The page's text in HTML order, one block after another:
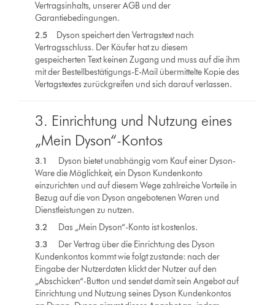
Vertragsinhalts, unserer AGB und der
Garantiebedingungen.
2.5Dyson speichert den Vertragstext nach
Vertragsschluss. Der Käufer hat zu diesem
gespeicherten Text keinen Zugang und muss auf die ihm
mit der Bestellbestätigungs-E-Mail übermittelte Kopie des
Vertagstextes zurückgreifen und sich darauf verlassen.
3. Einrichtung und Nutzung eines
„Mein Dyson“-Kontos
3.1
Dyson bietet unabhängig vom Kauf einer Dyson-
Ware die Möglichkeit, ein Dyson Kundenkonto
einzurichten und auf diesem Wege zahlreiche Vorteile in
Bezug auf die von Dyson angebotenen Waren und
Dienstleistungen zu nutzen.
3.2
Das „Mein Dyson“-Konto ist kostenlos.
3.3
Der Vertrag über die Einrichtung des Dyson
Kundenkontos kommt wie folgt zustande: nach der
Eingabe der Nutzerdaten klickt der Nutzer auf den
„Abschicken“-Button und sendet damit sein Angebot auf
Einrichtung und Nutzung seines Dyson Kundenkontos